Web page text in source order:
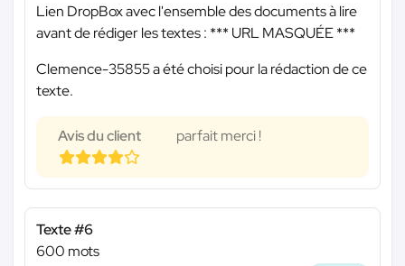
Lien DropBox avec l'ensemble des documents à lire
avant de rédiger les textes : *** URL MASQUÉE ***
Clemence-35855 a été choisi pour la rédaction de ce
texte.
Avis du client parfait merci !
Texte #6
600 mots